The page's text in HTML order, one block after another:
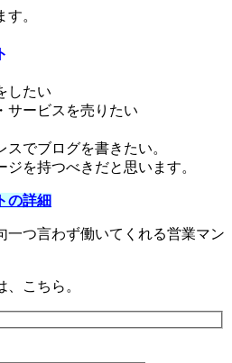
。
したい
サービスを売りたい
スでブログを書きたい。
を持つべきだと思います。
の詳細
一つ言わず働いてくれる営業マン
こちら。